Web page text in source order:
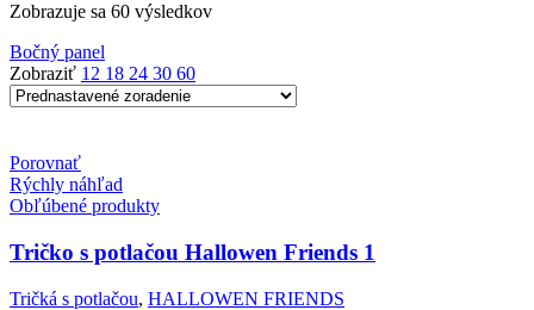
Zobrazuje sa 60 výsledkov
Bočný panel
Zobraziť 12 18 24 30 60
Porovnať
Rýchly náhľad
Obľúbené produkty
Tričko s potlačou Hallowen Friends 1
Tričká s potlačou, HALLOWEN FRIENDS